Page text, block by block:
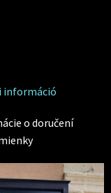
információ
o doručení